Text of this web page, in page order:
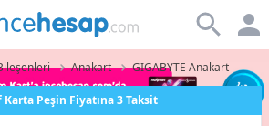
Anakart GIGABYTE Anakart
Karta Peşin Fiyatına 3 Taksit